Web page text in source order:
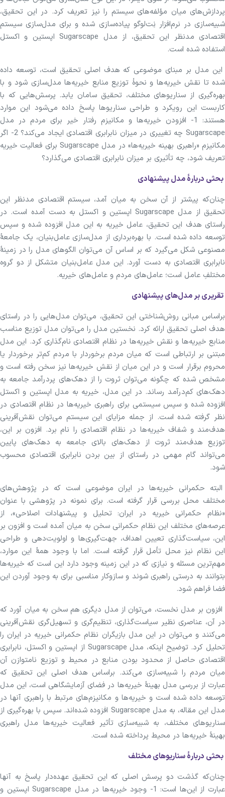
پردازش‌های میان مؤلفه‌های سیستم را نیز تعریف کرد. در این تحقیق،
شبیه‌سازی در نرم‌افزار نِت‌لوگو پیاده‌سازی شده و برای مدل‌سازی سیستم
اقتصادی مدنظر این تحقیق، از مدل Sugarscape اپستین و اکستل
استفاده شده است.
این مدل بر مبنای موضوعی که هدف اصلی تحقیق است، توسعه داده
شده تا نقش خیریه‌ها و نحوۀ توزیع منابع خیریه‌ها مدل‌سازی شود و با
بهره‌گیری‌ از سناریوهای مختلف، تحقیق سامان یابد. پرسش‌هایی که با
کاربست این رویکرد و طراحی سناریوها پاسخ داده می‌شود این موارد
هستند: 1- افزودن خیریه‌ها و مکانیزم رفتار خیر برای مردم در مدل
Sugarscape چه تغییری در میزان نابرابری اقتصادی ایجاد می‌کند؟ 2- اگر
مکانیزم «راهبری بهینه خیریه‌ها» در مدل Sugarscape برای فعالیت خیریه
تعریف شود، چه تأثیری بر میزان نابرابری اقتصادی می‌گذارد؟
بحثی دربارۀ مدل پیشنهادی
چنان‌که پیشتر از آن سخن به میان آمد، سیستم اقتصادی مدنظر این
تحقیق از مدل Sugarscape اپستین و اکستل به دست آمده است. در
راستای هدف این تحقیق، عامل خیریه به این مدل افزوده شده و سپس
توسعه داده شده است. با بهره‌برداری از مدل‌سازی عامل‌بنیان، یک جامعۀ
مصنوعی شکل می‌گیرد که بر اساس آن می‌توان الگوهای مدل را در زمینۀ
نابرابری اقتصادی به دست آورد. این مدل عامل‌بنیان متشکل از دو گروه
مختلفِ عامل است؛ عامل‌های مردم و عامل‌های خیریه.
تقریری بر مدل‌های پیشنهادی
براساس مبانی روش‌شناختی این تحقیق، می‌توان مدل‌هایی را در راستای
هدف اصلی تحقیق ارائه کرد. نخستین مدل را می‌توان مدل توزیع مناسب
منابع خیریه‌ها و نقش خیریه‌ها در نظام اقتصادی نام‌‌گذاری کرد. این مدل
مبتنی بر ارتباطی است که میان مردم برخوردار با مردم کم‌تر برخوردار یا
محروم برقرار است و در این میان از نقش خیریه‌ها نیز سخن رفته است و
مشخص شده که چگونه می‌توان ثروت را از دهک‌های پردرآمد جامعه به
دهک‌های کم‌درآمد رساند. در این مدل، خیریه به مدل اپستین و اکستل
افزوده شده و سپس سیستمی برای راهبری خیریه‌ها در نظام اقتصادی در
نظر گرفته شده است. از جمله مزایای این سیستم می‌توان نقش‌آفرینی
هدف‌مند و شفاف خیریه‌ها در نظام اقتصادی را نام برد. افزون بر این،
توزیع هدف‌مند ثروت از دهک‌های بالای جامعه به دهک‌های پایین
می‌تواند گام مهمی در راستای از بین بردن نابرابری اقتصادی محسوب
شود.
البته حکمرانی خیریه‌ها در ایران موضوعی است که در پژوهش‌های
مختلف محل بررسی قرار گرفته است. برای نمونه در پژوهشی با عنوان
«نظام حکمرانی خیریه در ایران: تحلیل و پیشنهادات اصلاحی»، از
عرصه‌های مختلف این نظام حکمرانی سخن به میان آمده است و افزون بر
این، سیاست‌گذاری تعیین اهداف، جهت‌گیری‌ها و اولویت‌دهی و طراحی
این نظام نیز محل تأمل قرار گرفته است. اما با وجود همۀ این موارد،
مهم‌ترین مسئله و نیازی که در این زمینه وجود دارد این است که خیریه‌ها
بتوانند به درستی راهبری شوند و سازوکار مناسبی برای به وجود آوردن این
فضا فراهم شود.
افزون بر مدل نخست، می‌توان از مدل دیگری هم سخن به میان آورد که
در آن، عناصری نظیر سیاست‌گذاری، تنظیم‌گری و تسهیل‌گری نقش‌آفرینی
می‌کنند و می‌توان در این مدل بازیگران نظام حکمرانی خیریه در ایران را
تحلیل کرد. توضیح اینکه، مدل Sugarscape از اپستین و اکستل، نابرابری
اقتصادی حاصل از محدود بودن منابع در محیط و توزیع نامتوازن آن
میان مردم را شبیه‌سازی می‌کند. براساس هدف اصلی این تحقیق که
عبارت از بررسی مدل بهینۀ خیریه‌ها در فضای آزمایشگاهی است، این مدل
توسعه داده شده است و خیریه‌ها و مکانیزم‌های مرتبط با راهبری آنها در
مدل این مقاله، به مدل Sugarscape افزوده شده‌اند. سپس با بهره‌گیری از
سناریوهای مختلف، به شبیه‌سازی تأثیر فعالیت خیریه‌ها مدل راهبری
بهینۀ خیریه‌ها در محیط پرداخته شده است.
بحثی دربارۀ سناریوهای مختلف
چنان‌که گذشت دو پرسش اصلی که این تحقیق عهده‌دار پاسخ به آنها
عبارت از این‌ها است: 1- وجود خیریه‌ها در مدل Sugarscape اپستین و